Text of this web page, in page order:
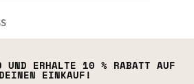
UND ERHALTE 10 % RABATT AUF
EINKAUF!